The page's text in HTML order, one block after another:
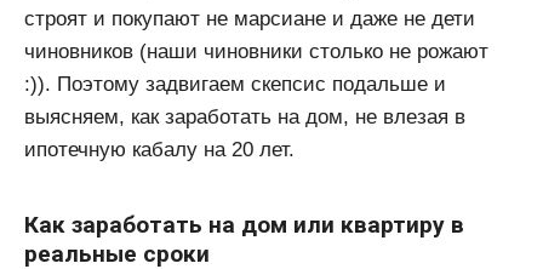
строят и покупают не марсиане и даже не дети
чиновников (наши чиновники столько не рожают
:)). Поэтому задвигаем скепсис подальше и
выясняем, как заработать на дом, не влезая в
ипотечную кабалу на 20 лет.
Как заработать на дом или квартиру в
реальные сроки